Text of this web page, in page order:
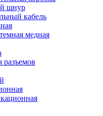
шнур
кабель
медная